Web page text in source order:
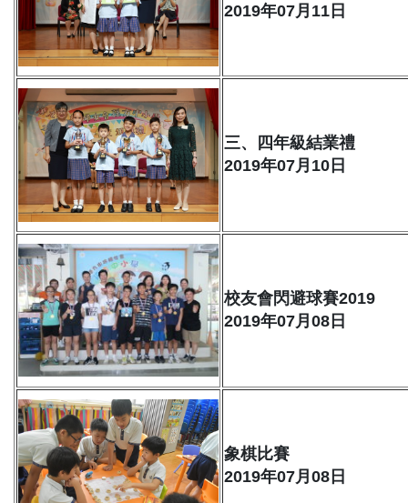
2019年07月11日
三、四年級結業禮
2019年07月10日
校友會閃避球賽2019
2019年07月08日
象棋比賽
2019年07月08日